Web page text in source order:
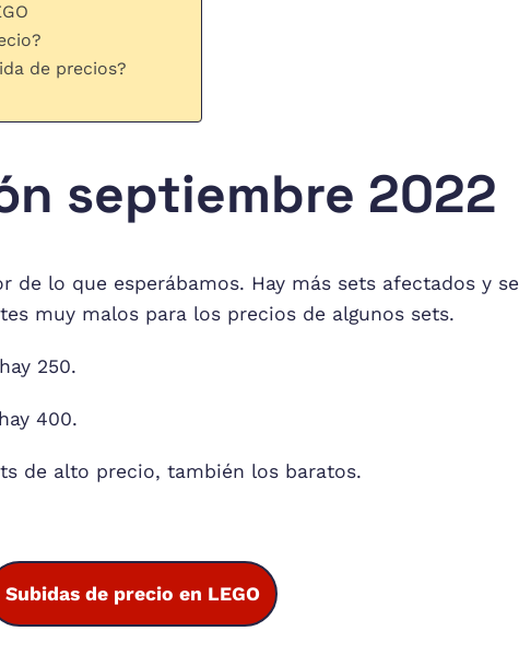
de precios?
septiembre 2022
de lo que esperábamos. Hay más sets afectados y se
muy malos para los precios de algunos sets.
250.
400.
de alto precio, también los baratos.
Subidas de precio en LEGO